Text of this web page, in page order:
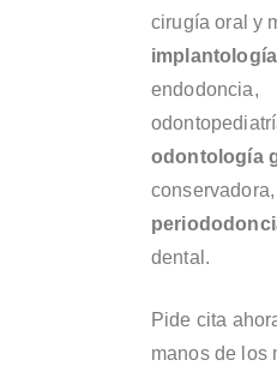
cirugía oral y
implantología
endodoncia,
odontología
dental.
Pide cita
manos de los